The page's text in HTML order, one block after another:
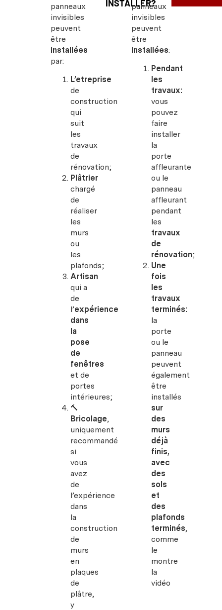
panneaux
invisibles
peuvent
être
installées
par:
L’etreprise
de
construction
qui
suit
les
travaux
de
rénovation;
Plâtrier
chargé
de
réaliser
les
murs
ou
les
plafonds;
Artisan
qui a
de
l’expérience
dans
la
pose
de
fenêtres
et de
portes
intérieures;
🔨
Bricolage,
uniquement
recommandé
si
vous
avez
de
l’expérience
dans
la
construction
de
murs
en
plaques
de
plâtre,
y
INSTALLER?
panneaux
invisibles
peuvent
être
installées:
Pendant
les
travaux:
vous
pouvez
faire
installer
la
porte
affleurante
ou le
panneau
affleurant
pendant
les
travaux
de
rénovation;
Une
fois
les
travaux
terminés:
la
porte
ou le
panneau
peuvent
également
être
installés
sur
des
murs
déjà
finis,
avec
des
sols
et
des
plafonds
terminés,
comme
le
montre
la
vidéo